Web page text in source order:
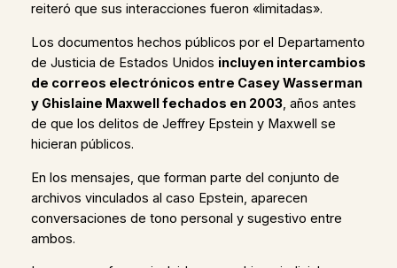
reiteró que sus interacciones fueron «limitadas».
Los documentos hechos públicos por el Departamento
de Justicia de Estados Unidos incluyen intercambios
de correos electrónicos entre Casey Wasserman
y Ghislaine Maxwell fechados en 2003, años antes
de que los delitos de Jeffrey Epstein y Maxwell se
hicieran públicos.
En los mensajes, que forman parte del conjunto de
archivos vinculados al caso Epstein, aparecen
conversaciones de tono personal y sugestivo entre
ambos.